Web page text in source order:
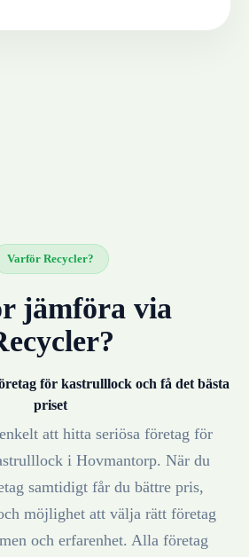
Varför Recycler?
jämföra via
för kastrulllockoch få det bästa
priset
att hitta seriösa företag för
i Hovmantorp. När du
samtidigt får du bättre pris,
möjlighet att välja rätt företag
och erfarenhet. Alla företag